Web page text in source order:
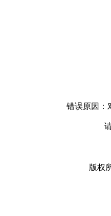
错误原因：
版权